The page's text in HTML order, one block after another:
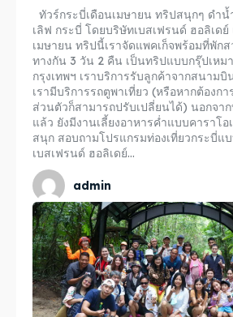
เลิฟ กระบี่ โดยบริษัทเบสเฟรนด์ ฮอลิเดย์
เมษายน ทริปนี้เราจัดแพคเก็จพร้อมที่พัก
ทางกัน 3 วัน 2 คืน เป็นทริปแบบกรุ๊ปเหม
กรุงเทพฯ เราบริการรับลูกค้าจากสนาม
เรามีบริการรถตูพาเที่ยว (หรือหากต้องก
ส่วนตัวก็สามารถปรับเปลี่ยนได้) นอกจา
แล้ว ยังมีงานเลี้ยงอาหารค่ำแบบคาราโอ
สนุก สอบถามโปรแกรมท่องเที่ยวกระบี่แ
เบสเฟรนด์ ฮอลิเดย์...
admin